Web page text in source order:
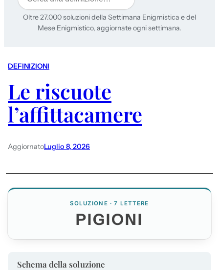
Oltre 27.000 soluzioni della Settimana Enigmistica e del
Mese Enigmistico, aggiornate ogni settimana.
DEFINIZIONI
Le riscuote
l’affittacamere
AggiornatoLuglio 8, 2026
SOLUZIONE · 7 LETTERE
PIGIONI
Schema della soluzione